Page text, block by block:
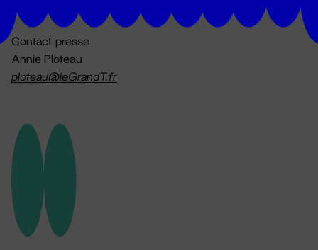
Contact presse
Annie Ploteau
ploteau@leGrandT.fr